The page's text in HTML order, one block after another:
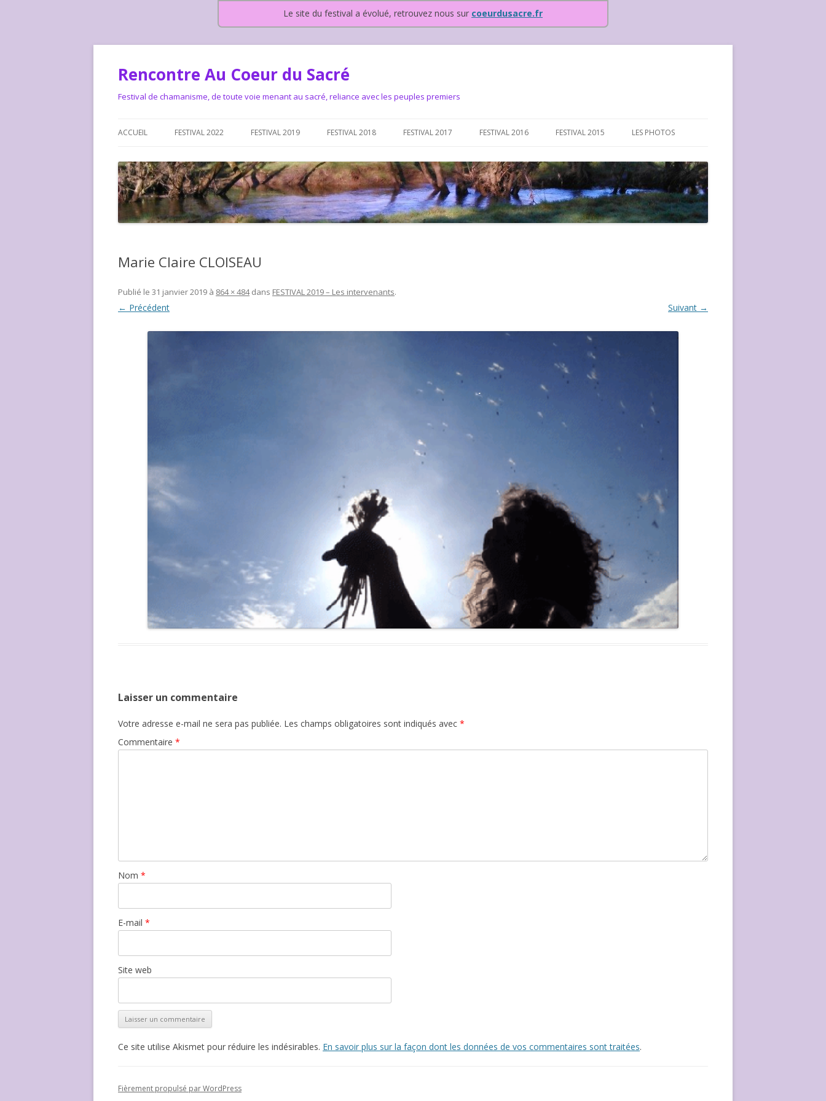
Le site du festival a évolué, retrouvez nous sur coeurdusacre.fr
Rencontre Au Coeur du Sacré
Festival de chamanisme, de toute voie menant au sacré, reliance avec les peuples premiers
ACCUEIL
LA CHARTE DU FESTIVAL
LE FESTIVAL DEPUIS 2015 – QUI
SOMMES-NOUS ?
LE FESTIVAL DEPUIS 2015…OU
ALLONS-NOUS ?
COMMENT FONCTIONNONS
FESTIVAL 2022 FESTIVAL 2019 FESTIVAL 2018 FESTIVAL 2017 FESTIVAL 2016 FESTIVAL 2015 LES PHOTOS
FESTIVAL 2016-PHOTOS
FESTIVAL 2017-PHOTOS ET
VIDÉOS
Marie Claire CLOISEAU
Publié le 31 janvier 2019 à 864 × 484dans FESTIVAL 2019 – Les intervenants.
← Précédent Suivant →
Laisser un commentaire
Votre adresse e-mail ne sera pas publiée. Les champs obligatoires sont indiqués avec *
Commentaire *
Nom *
E-mail *
Site web
Ce site utilise Akismet pour réduire les indésirables. En savoir plus sur la façon dont les données de vos commentaires sont traitées.
Fièrement propulsé par WordPress